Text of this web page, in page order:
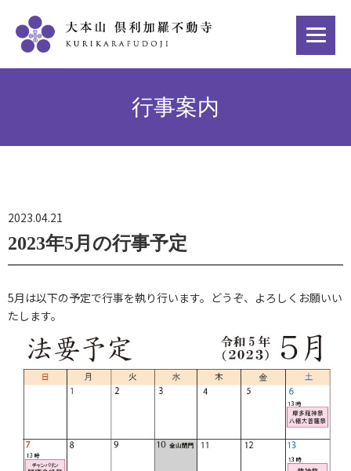
行事案内
2023.04.21
2023年5月の行事予定
5月は以下の予定で行事を執り行います。どうぞ、よろしくお願いい
たします。